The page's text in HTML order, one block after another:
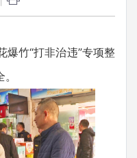
竹“打非治违”专项整